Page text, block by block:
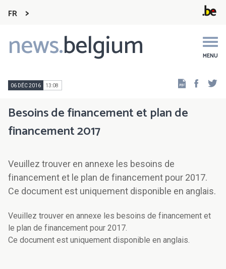
FR
news.belgium MENU
Main
navigation
06 DÉC 2016 13:08
Besoins de financement et plan de
financement 2017
Veuillez trouver en annexe les besoins de
financement et le plan de financement pour 2017.
Ce document est uniquement disponible en anglais.
Veuillez trouver en annexe les besoins de financement et
le plan de financement pour 2017.
Ce document est uniquement disponible en anglais.